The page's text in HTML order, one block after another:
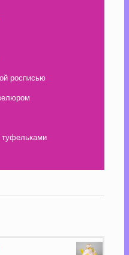
росписью
туфельками